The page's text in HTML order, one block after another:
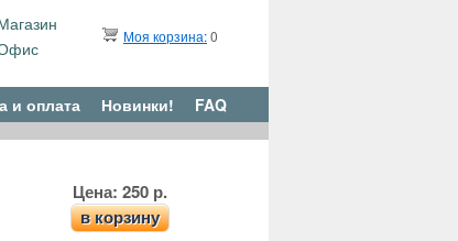
Моя корзина:0
и оплата Новинки! FAQ
Цена: 250 р.
в корзину